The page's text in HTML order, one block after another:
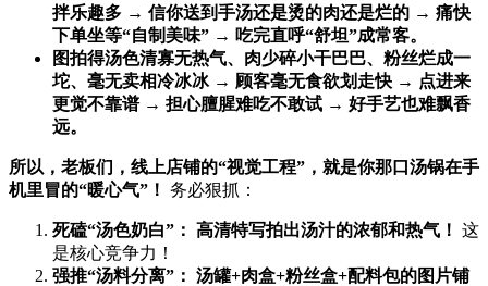
拌乐趣多 → 信你送到手汤还是烫的肉还是烂的 → 痛快
下单坐等“自制美味” → 吃完直呼“舒坦”成常客。​
图拍得汤色清寡无热气、肉少碎小干巴巴、粉丝烂成一
坨、毫无卖相冷冰冰 → 顾客毫无食欲划走快 → 点进来
更觉不靠谱 → 担心膻腥难吃不敢试 → 好手艺也难飘香
远。​
所以，老板们，线上店铺的“视觉工程”，就是你那口汤锅在手
机里冒的“暖心气”！​ ​ 务必狠抓：
死磕“汤色奶白”：​ 高清特写拍出汤汁的浓郁和热气！​ ​ 这
是核心竞争力！
强推“汤料分离”：​ 汤罐+肉盒+粉丝盒+配料包的图片铺